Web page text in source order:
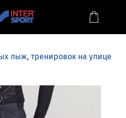
лыж, тренировок на улице